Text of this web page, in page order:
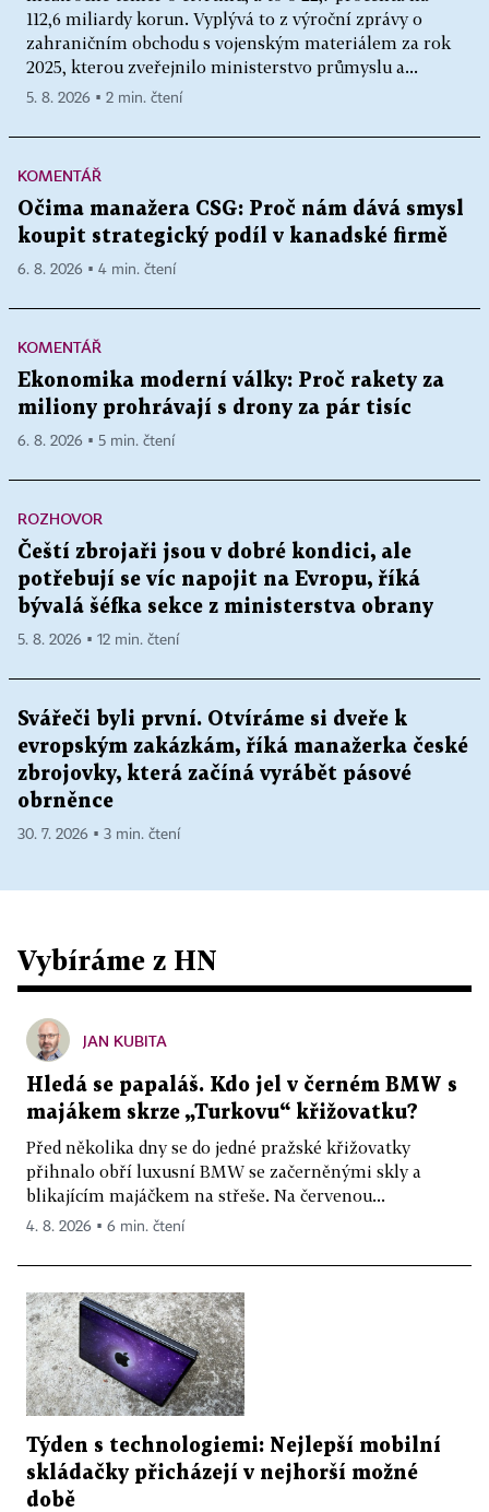
112,6 miliardy korun. Vyplývá to z výroční zprávy o
zahraničním obchodu s vojenským materiálem za rok
2025, kterou zveřejnilo ministerstvo průmyslu a...
5. 8. 2026 ▪ 2 min. čtení
KOMENTÁŘ
Očima manažera CSG: Proč nám dává smysl
koupit strategický podíl v kanadské firmě
6. 8. 2026 ▪ 4 min. čtení
KOMENTÁŘ
Ekonomika moderní války: Proč rakety za
miliony prohrávají s drony za pár tisíc
6. 8. 2026 ▪ 5 min. čtení
ROZHOVOR
Čeští zbrojaři jsou v dobré kondici, ale
potřebují se víc napojit na Evropu, říká
bývalá šéfka sekce z ministerstva obrany
5. 8. 2026 ▪ 12 min. čtení
Svářeči byli první. Otvíráme si dveře k
evropským zakázkám, říká manažerka české
zbrojovky, která začíná vyrábět pásové
obrněnce
30. 7. 2026 ▪ 3 min. čtení
Vybíráme z HN
JAN KUBITA
Hledá se papaláš. Kdo jel v černém BMW s
majákem skrze „Turkovu“ křižovatku?
Před několika dny se do jedné pražské křižovatky
přihnalo obří luxusní BMW se začerněnými skly a
blikajícím majáčkem na střeše. Na červenou...
4. 8. 2026 ▪ 6 min. čtení
Týden s technologiemi: Nejlepší mobilní
skládačky přicházejí v nejhorší možné
době